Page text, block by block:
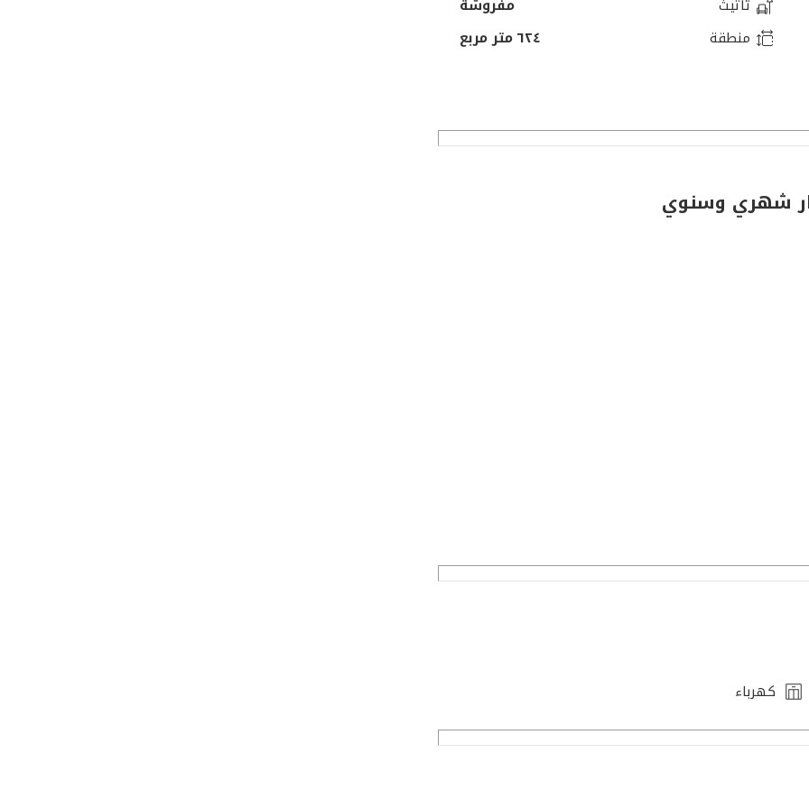
تأثيث
مفروشة
منطقة
٦٢٤ متر مربع
شهري وسنوي
كهرباء